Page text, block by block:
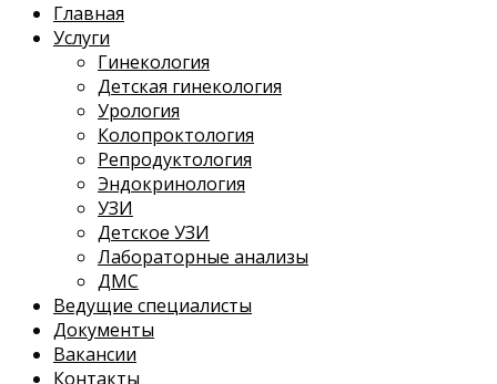
Главная
Услуги
Гинекология
Детская гинекология
Урология
Колопроктология
Репродуктология
Эндокринология
УЗИ
Детское УЗИ
Лабораторные анализы
ДМС
Ведущие специалисты
Документы
Вакансии
Контакты